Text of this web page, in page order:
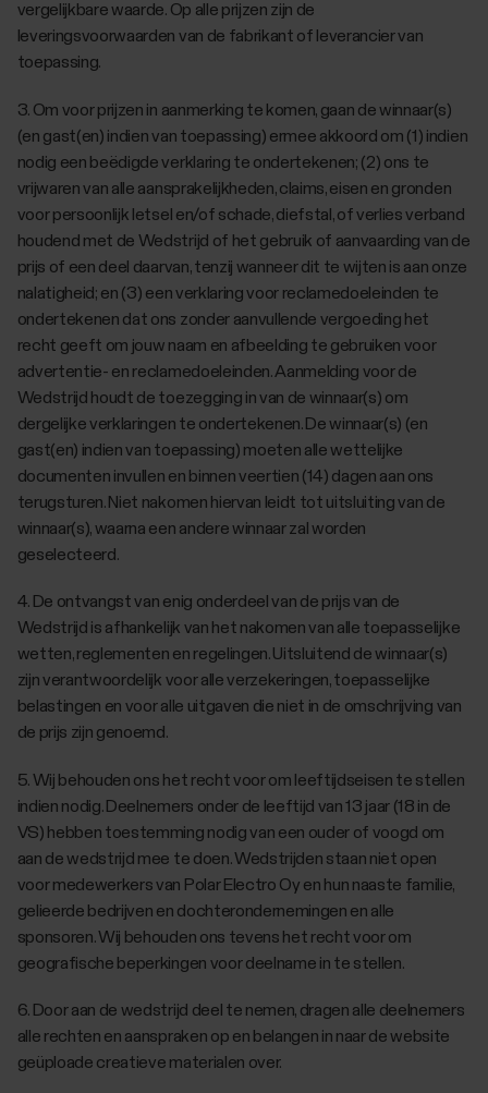
vergelijkbare waarde. Op alle prijzen zijn de
leveringsvoorwaarden van de fabrikant of leverancier van
toepassing.
3. Om voor prijzen in aanmerking te komen, gaan de winnaar(s)
(en gast(en) indien van toepassing) ermee akkoord om (1) indien
nodig een beëdigde verklaring te ondertekenen; (2) ons te
vrijwaren van alle aansprakelijkheden, claims, eisen en gronden
voor persoonlijk letsel en/of schade, diefstal, of verlies verband
houdend met de Wedstrijd of het gebruik of aanvaarding van de
prijs of een deel daarvan, tenzij wanneer dit te wijten is aan onze
nalatigheid; en (3) een verklaring voor reclamedoeleinden te
ondertekenen dat ons zonder aanvullende vergoeding het
recht geeft om jouw naam en afbeelding te gebruiken voor
advertentie- en reclamedoeleinden. Aanmelding voor de
Wedstrijd houdt de toezegging in van de winnaar(s) om
dergelijke verklaringen te ondertekenen. De winnaar(s) (en
gast(en) indien van toepassing) moeten alle wettelijke
documenten invullen en binnen veertien (14) dagen aan ons
terugsturen. Niet nakomen hiervan leidt tot uitsluiting van de
winnaar(s), waarna een andere winnaar zal worden
geselecteerd.
4. De ontvangst van enig onderdeel van de prijs van de
Wedstrijd is afhankelijk van het nakomen van alle toepasselijke
wetten, reglementen en regelingen. Uitsluitend de winnaar(s)
zijn verantwoordelijk voor alle verzekeringen, toepasselijke
belastingen en voor alle uitgaven die niet in de omschrijving van
de prijs zijn genoemd.
5. Wij behouden ons het recht voor om leeftijdseisen te stellen
indien nodig. Deelnemers onder de leeftijd van 13 jaar (18 in de
VS) hebben toestemming nodig van een ouder of voogd om
aan de wedstrijd mee te doen. Wedstrijden staan niet open
voor medewerkers van Polar Electro Oy en hun naaste familie,
gelieerde bedrijven en dochterondernemingen en alle
sponsoren. Wij behouden ons tevens het recht voor om
geografische beperkingen voor deelname in te stellen.
‎6. Door aan de wedstrijd deel te nemen, dragen alle deelnemers
alle rechten en aanspraken op en belangen in naar de website
geüploade creatieve materialen over.